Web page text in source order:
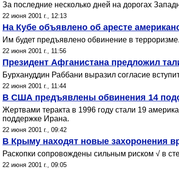
За последние несколько дней на дорогах
22 июня 2001 г., 12:13
На Кубе объявлено об аресте
Им будет предъявлено обвинение в
22 июня 2001 г., 11:56
Президент Афганистана предложил
Бурхануддин Раббани выразил согласие
22 июня 2001 г., 11:44
В США предъявлены обвинения 14
Жертвами теракта в 1996 году стали 19
поддержке Ирана.
22 июня 2001 г., 09:42
В Крыму находят новые захоронения
Раскопки сопровождены сильным риском √ в
22 июня 2001 г., 09:05